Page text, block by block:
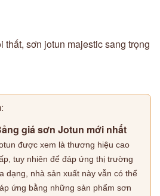
thất, sơn jotun majestic sang trọng
giá sơn Jotun mới nhất
được xem là thương hiệu cao
tuy nhiên để đáp ứng thị trường
dạng, nhà sản xuất này vẫn có thể
ứng bằng những sản phẩm sơn